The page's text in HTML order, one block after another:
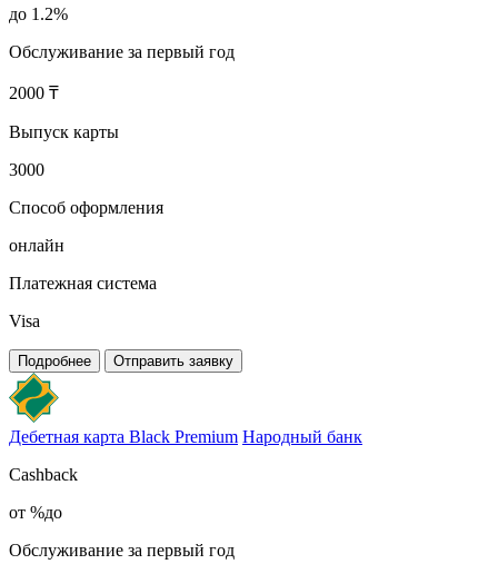
до 1.2%
Обслуживание за первый год
2000 ₸
Выпуск карты
3000
Способ оформления
онлайн
Платежная система
Visa
Подробнее Отправить заявку
Дебетная карта Black Premium Народный банк
Cashback
от %до
Обслуживание за первый год